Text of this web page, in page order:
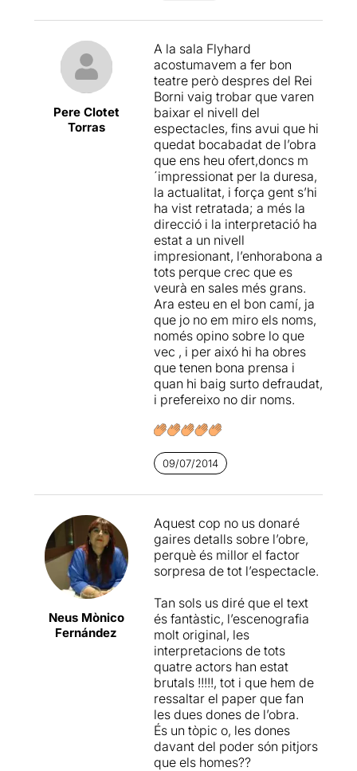
sencilla pero impactante y
por las interpretaciones de
todas muy bien logradas,
especialmente la de la actriz
Marta Domingo.Leer más.
Pere Clotet
Torras
A la sala Flyhard
acostumavem a fer bon
teatre però despres del Rei
Borni vaig trobar que varen
baixar el nivell del
espectacles, fins avui que hi
quedat bocabadat de l’obra
que ens heu ofert,doncs m
´impressionat per la duresa,
la actualitat, i força gent s’hi
ha vist retratada; a més la
direcció i la interpretació ha
estat a un nivell
impresionant, l’enhorabona a
tots perque crec que es
veurà en sales més grans.
Ara esteu en el bon camí, ja
que jo no em miro els noms,
només opino sobre lo que
vec , i per aixó hi ha obres
que tenen bona prensa i
quan hi baig surto defraudat,
i prefereixo no dir noms.
09/07/2014
Neus Mònico
Fernández
Aquest cop no us donaré
gaires detalls sobre l’obre,
perquè és millor el factor
sorpresa de tot l’espectacle.
Tan sols us diré que el text
és fantàstic, l’escenografia
molt original, les
interpretacions de tots
quatre actors han estat
brutals !!!!!, tot i que hem de
ressaltar el paper que fan
les dues dones de l’obra.
És un tòpic o, les dones
davant del poder són pitjors
que els homes??